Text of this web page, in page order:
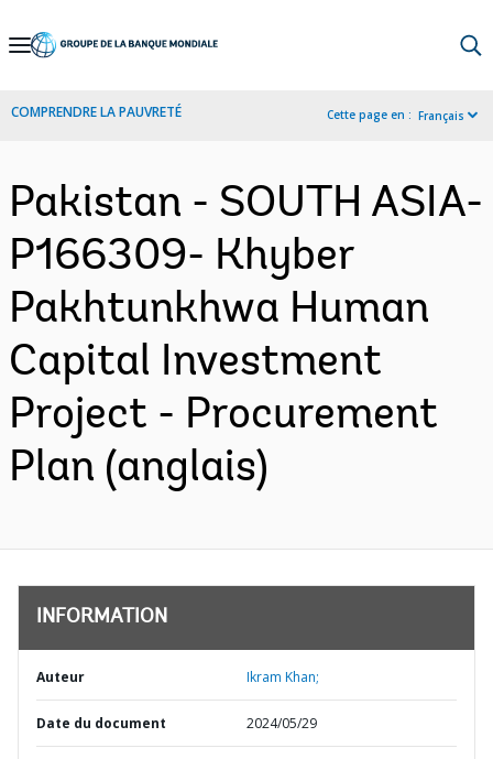
Skip
Navigation
COMPRENDRE LA PAUVRETÉ Cette page en : Français
Pakistan - SOUTH ASIA-
P166309- Khyber
Pakhtunkhwa Human
Capital Investment
Project - Procurement
Plan (anglais)
INFORMATION
Auteur Ikram Khan;
Date du document 2024/05/29